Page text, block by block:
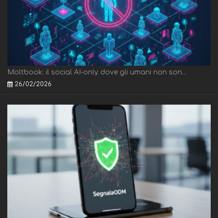
Moltbook: il social AI-only dove gli umani non son...
26/02/2026